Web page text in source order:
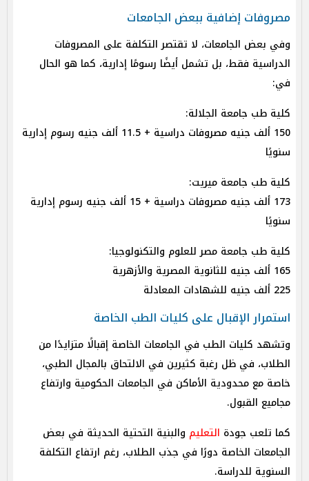
مصروفات إضافية ببعض الجامعات
وفي بعض الجامعات، لا تقتصر التكلفة على المصروفات
الدراسية فقط، بل تشمل أيضًا رسومًا إدارية، كما هو الحال
في:
كلية طب جامعة الجلالة:
150 ألف جنيه مصروفات دراسية + 11.5 ألف جنيه رسوم إدارية
سنويًا
كلية طب جامعة ميريت:
173 ألف جنيه مصروفات دراسية + 15 ألف جنيه رسوم إدارية
سنويًا
كلية طب جامعة مصر للعلوم والتكنولوجيا:
165 ألف جنيه للثانوية المصرية والأزهرية
225 ألف جنيه للشهادات المعادلة
استمرار الإقبال على كليات الطب الخاصة
وتشهد كليات الطب في الجامعات الخاصة إقبالًا متزايدًا من
الطلاب، في ظل رغبة كثيرين في الالتحاق بالمجال الطبي،
خاصة مع محدودية الأماكن في الجامعات الحكومية وارتفاع
مجاميع القبول.
كما تلعب جودة التعليم والبنية التحتية الحديثة في بعض
الجامعات الخاصة دورًا في جذب الطلاب، رغم ارتفاع التكلفة
السنوية للدراسة.